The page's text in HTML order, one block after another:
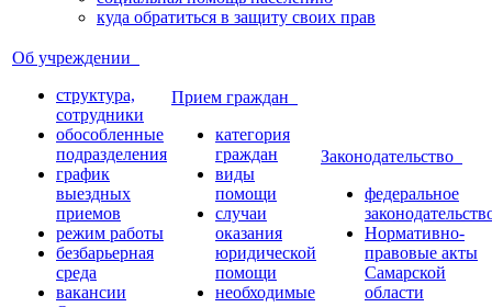
куда обратиться в защиту своих прав
Об учреждении
структура,
сотрудники
обособленные
подразделения
график
выездных
приемов
режим работы
безбарьерная
среда
вакансии
Прием граждан
категория
граждан
виды
помощи
случаи
оказания
юридической
помощи
необходимые
Законодательство
федеральное
Нормативно-
правовые акты
Самарской
области